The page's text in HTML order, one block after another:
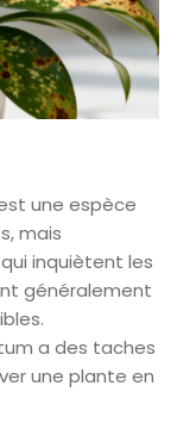
une espèce
mais
inquiètent les
généralement
a des taches
une plante en